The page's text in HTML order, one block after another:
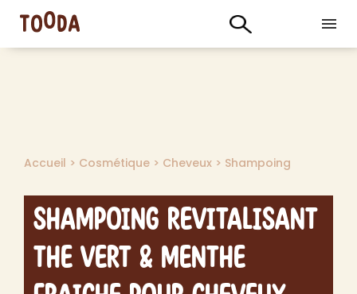
Accueil > Cosmétique > Cheveux > Shampoing
Shampoing Revitalisant
The vert & Menthe